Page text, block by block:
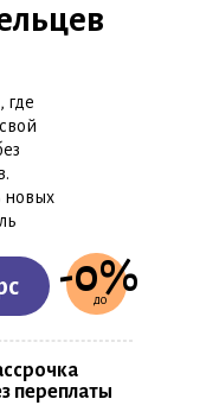
где
новых
переплаты
-0%
до